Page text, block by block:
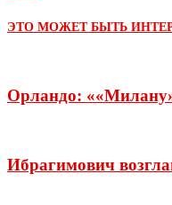
ЭТО МОЖЕТ БЫТЬ
Орландо: ««Милану»
Ибрагимович